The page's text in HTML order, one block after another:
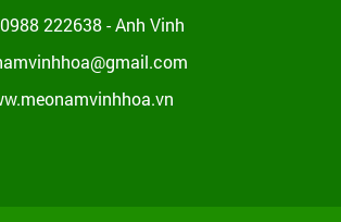
222638 - Anh Vinh